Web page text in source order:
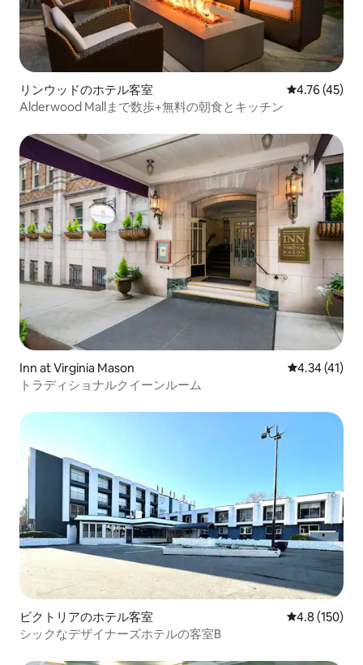
リンウッドのホテル客室 レビュー45
4.76 (45)
Alderwood Mallまで数歩+無料の朝食とキッチン
Inn at Virginia Mason レビュー41
4.34 (41)
トラディショナルクイーンルーム
ビクトリアのホテル客室 レビュー150
4.8 (150)
シックなデザイナーズホテルの客室B